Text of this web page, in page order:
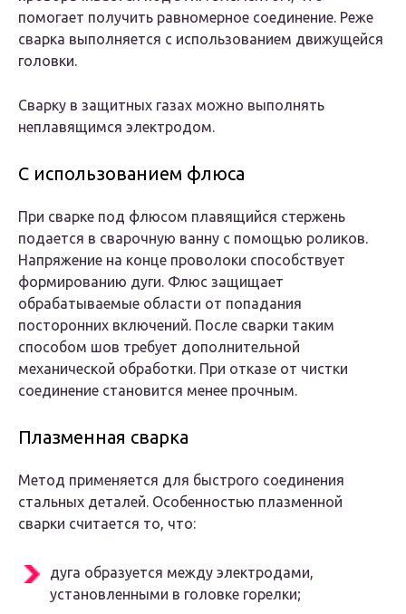
помогает получить равномерное соединение. Реже
сварка выполняется с использованием движущейся
головки.
Сварку в защитных газах можно выполнять
неплавящимся электродом.
С использованием флюса
При сварке под флюсом плавящийся стержень
подается в сварочную ванну с помощью роликов.
Напряжение на конце проволоки способствует
формированию дуги. Флюс защищает
обрабатываемые области от попадания
посторонних включений. После сварки таким
способом шов требует дополнительной
механической обработки. При отказе от чистки
соединение становится менее прочным.
Плазменная сварка
Метод применяется для быстрого соединения
стальных деталей. Особенностью плазменной
сварки считается то, что:
дуга образуется между электродами,
установленными в головке горелки;